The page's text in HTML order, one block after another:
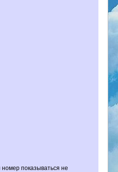
показываться не